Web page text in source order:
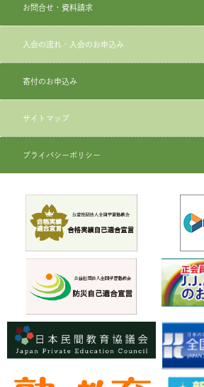
お問合せ・資料請求
入会の流れ・入会のお申込み
寄付のお申込み
サイトマップ
プライバシーポリシー